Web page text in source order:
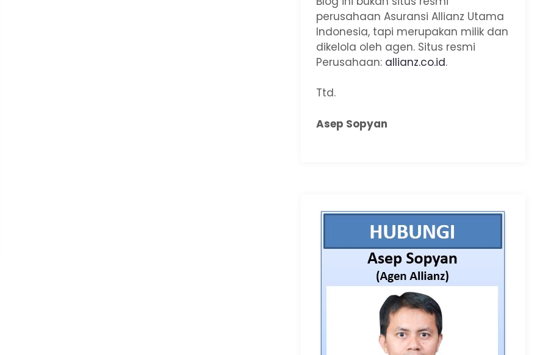
perusahaan Asuransi Allianz Utama
Indonesia, tapi merupakan milik dan
dikelola oleh agen. Situs resmi
Perusahaan: allianz.co.id.
Ttd.
Asep Sopyan